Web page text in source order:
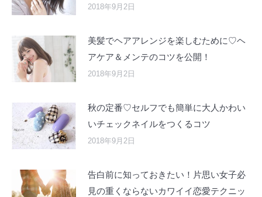
2018年9月2日
美髪でヘアアレンジを楽しむために♡ヘ
アケア＆メンテのコツを公開！
2018年9月2日
秋の定番♡セルフでも簡単に大人かわい
いチェックネイルをつくるコツ
2018年9月2日
告白前に知っておきたい！片思い女子必
見の重くならないカワイイ恋愛テクニッ